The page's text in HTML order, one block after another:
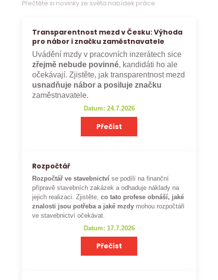
Přečtěte si novinky ze světa nabídek práce
Transparentnost mezd v Česku: Výhoda
pro nábor i značku zaměstnavatele
Uvádění mzdy v pracovních inzerátech sice
zřejmě nebude povinné, kandidáti ho ale
očekávají. Zjistěte, jak transparentnost mezd
usnadňuje nábor a posiluje značku
zaměstnavatele.
Datum: 24.7.2026
Přečíst
Rozpočtář
Rozpočtář ve stavebnictví se podílí na finanční
přípravě stavebních zakázek a odhaduje náklady na
jejich realizaci. Zjistěte,co tato profese obnáší, jaké
znalosti jsou potřeba a jaké mzdy mohou rozpočtáři
ve stavebnictví očekávat.
Datum: 17.7.2026
Přečíst